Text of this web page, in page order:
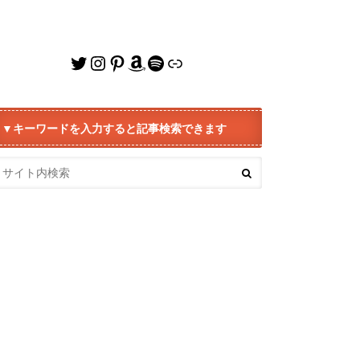
Twitter
Instagram
Pinterest
Amazon
Spotify
リンク
▼キーワードを入力すると記事検索できます